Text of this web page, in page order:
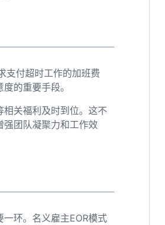
支付超时工作的加班费
的重要手段。
关福利及时到位。这不
强团队凝聚力和工作效
环。名义雇主EOR模式